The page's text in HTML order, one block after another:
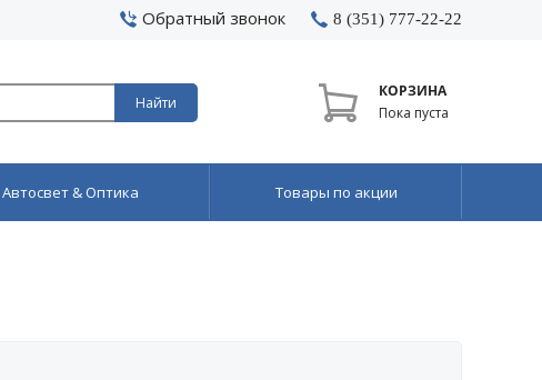
Обратный звонок 8 (351) 777-22-22
Найти
КОРЗИНА
Пока пуста
Автосвет & Оптика Товары по акции